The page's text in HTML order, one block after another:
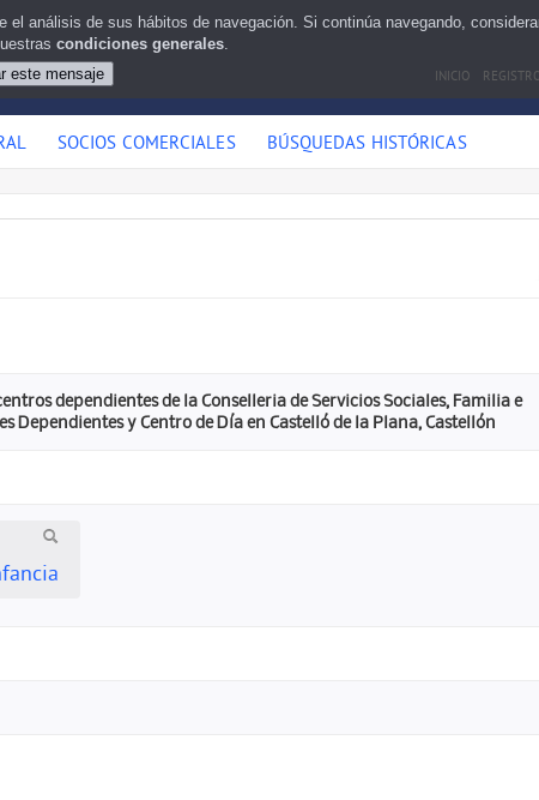
INICIO
SOCIOS COMERCIALES BÚSQUEDAS HISTÓRICAS
dependientes de la Conselleria de Servicios Sociales, Familia e
Dependientes y Centro de Día en Castelló de la Plana, Castellón
análisis de sus hábitos de navegación. Si continúa navegando,
condiciones generales.